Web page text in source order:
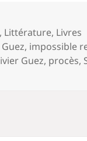
, Littérature, Livres
Guez, impossible
Guez, procès,